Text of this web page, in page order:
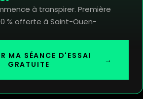
à transpirer. Première
% offerte à Saint-Ouen-
MA SÉANCE D'ESSAI
GRATUITE
→